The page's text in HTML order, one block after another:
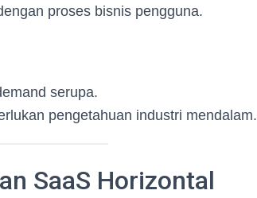
proses bisnis pengguna.
serupa.
pengetahuan industri mendalam.
SaaS Horizontal